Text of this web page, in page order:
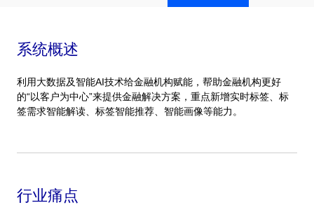
系统概述
利用大数据及智能AI技术给金融机构赋能，帮助金融机构更好
的“以客户为中心”来提供金融解决方案，重点新增实时标签、标
签需求智能解读、标签智能推荐、智能画像等能力。
行业痛点